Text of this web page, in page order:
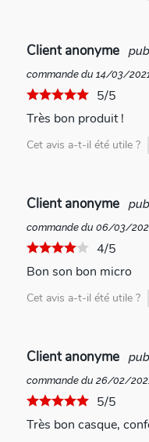
Client anonyme
commande du 14/03/
5/5
Très bon produit !
Cet avis a-t-il été utile ?
Client anonyme
commande du 06/03/
4/5
Bon son bon micro
Cet avis a-t-il été utile ?
Client anonyme
commande du 26/02/
5/5
Très bon casque,